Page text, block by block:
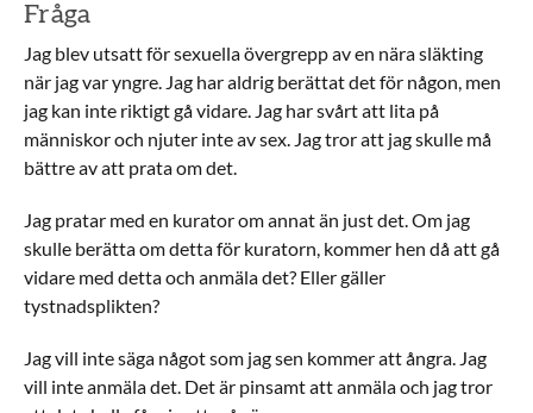
Fråga
Jag blev utsatt för sexuella övergrepp av en nära släkting
när jag var yngre. Jag har aldrig berättat det för någon, men
jag kan inte riktigt gå vidare. Jag har svårt att lita på
människor och njuter inte av sex. Jag tror att jag skulle må
bättre av att prata om det.
Jag pratar med en kurator om annat än just det. Om jag
skulle berätta om detta för kuratorn, kommer hen då att gå
vidare med detta och anmäla det? Eller gäller
tystnadsplikten?
Jag vill inte säga något som jag sen kommer att ångra. Jag
vill inte anmäla det. Det är pinsamt att anmäla och jag tror